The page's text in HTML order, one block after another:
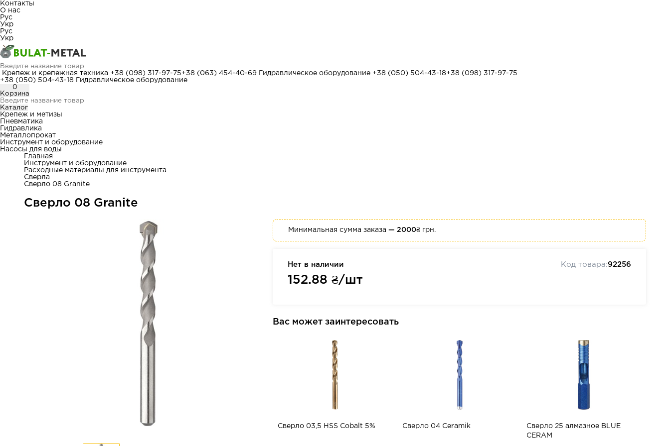
Контакты
О нас
Рус
Укр
Рус
Укр
Крепеж и крепежная техника +38 (098) 317-97-75+38 (063) 454-40-69 Гидравлическое оборудование +38 (050) 504-43-18+38 (098) 317-97-75
+38 (050) 504-43-18
Гидравлическое оборудование
0
Корзина
Каталог
Крепеж и метизы
Пневматика
Гидравлика
Металлопрокат
Инструмент и оборудование
Насосы для воды
Главная
Инструмент и оборудование
Расходные материалы для инструмента
Сверла
Сверло 08 Granite
Сверло 08 Granite
Минимальная сумма заказа— 2000₴ грн.
Нет в наличии
152.88 ₴/шт
Код товара:92256
Вас может заинтересовать
Сверло 03,5 HSS Cobalt 5% Сверло 04 Ceramik
Сверло 25 алмазное BLUE
CERAM